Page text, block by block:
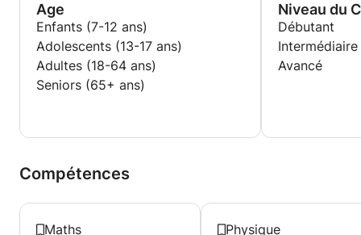
Age
Enfants (7-12 ans)
Adolescents (13-17 ans)
Adultes (18-64 ans)
Seniors (65+ ans)
Niveau du
Débutant
Intermédiaire
Avancé
Compétences
Maths Physique